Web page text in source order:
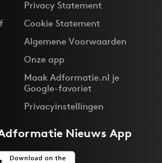
Privacy Statement
Cookie Statement
Algemene Voorwaarden
Onze app
Maak Adformatie.nl je
Google-favoriet
Privacyinstellingen
Nieuws App